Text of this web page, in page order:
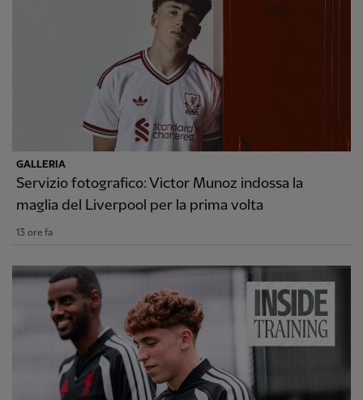
GALLERIA
Servizio fotografico: Victor Munoz indossa la
maglia del Liverpool per la prima volta
13 ore fa